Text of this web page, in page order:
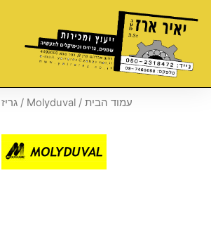
עמוד הבית /
Molyduval
/ גריז